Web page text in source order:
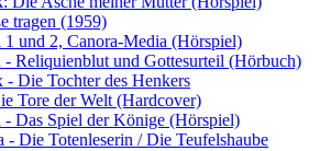
tragen (1959)
und 2, Canora-Media (Hörspiel)
- Reliquienblut und Gottesurteil (Hörbuch)
- Die Tochter des Henkers
Tore der Welt (Hardcover)
- Das Spiel der Könige (Hörspiel)
- Die Totenleserin / Die Teufelshaube